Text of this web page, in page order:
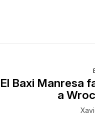
El Baxi Manresa
a